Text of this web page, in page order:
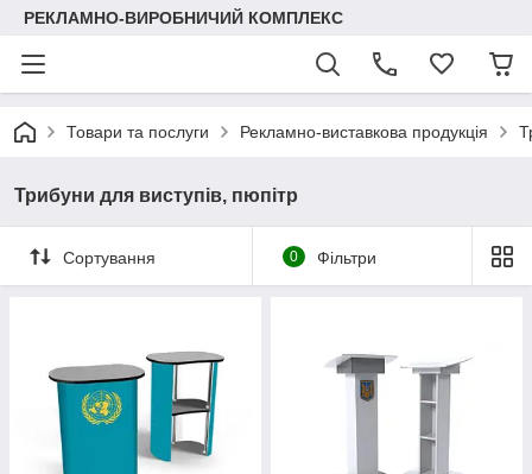
РЕКЛАМНО-ВИРОБНИЧИЙ КОМПЛЕКС
Товари та послуги Рекламно-виставкова продукція
Трибуни для виступів, пюпітр
Сортування 0 Фільтри